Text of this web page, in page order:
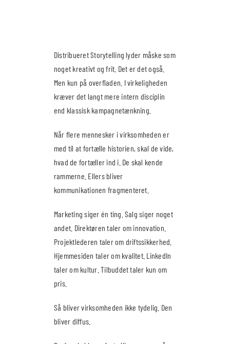
Distribueret Storytelling lyder måske som
noget kreativt og frit. Det er det også.
Men kun på overfladen. I virkeligheden
kræver det langt mere intern disciplin
end klassisk kampagnetænkning.
Når flere mennesker i virksomheden er
med til at fortælle historien, skal de vide,
hvad de fortæller ind i. De skal kende
rammerne. Ellers bliver
kommunikationen fragmenteret.
Marketing siger én ting. Salg siger noget
andet. Direktøren taler om innovation.
Projektlederen taler om driftssikkerhed.
Hjemmesiden taler om kvalitet. LinkedIn
taler om kultur. Tilbuddet taler kun om
pris.
Så bliver virksomheden ikke tydelig. Den
bliver diffus.